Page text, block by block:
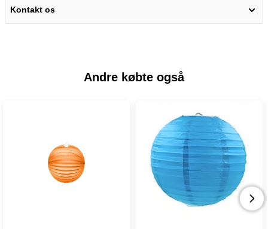
Kontakt os
Andre købte også